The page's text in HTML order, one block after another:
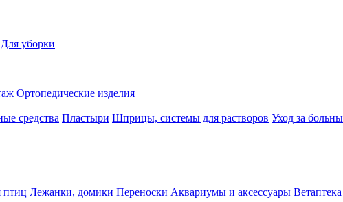
Для уборки
Ортопедические изделия
средства Пластыри Шприцы, системы для растворов Уход за
птиц Лежанки, домики Переноски Аквариумы и аксессуары Ветаптека